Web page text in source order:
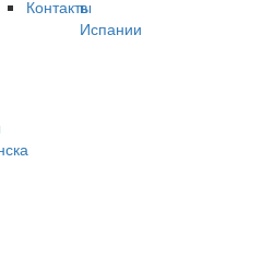
Контакты
в
Испании